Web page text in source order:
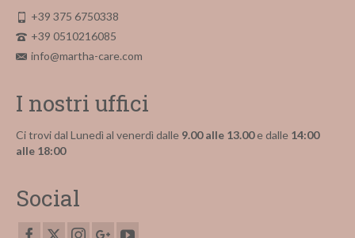
+39 375 6750338
+39 0510216085
info@martha-care.com
I nostri uffici
Ci trovi dal Lunedì al venerdì dalle 9.00 alle 13.00e dalle 14:00
alle 18:00
Social